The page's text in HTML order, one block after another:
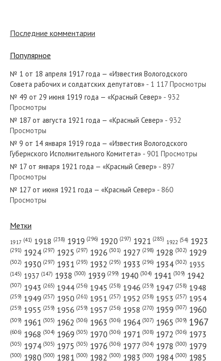
№ 91 от апреля 1983 года — «Красный Север»
№ 97 от мая 1947 года — «Красный Север»
№ 217 от сентября 1926 года — «Красный Север»
№ 97 от мая 1946 года — «Красный Север»
№ 196 от 12 сентября 1918 года — «Известия
Вологодского Губернского Исполнительного Комитета»...
Последние комментарии
Популярное
№ 1 от 18 апреля 1917 года — «Известия Вологодского
Совета рабочих и солдатских депутатов» - 1 117 Просмотры
№ 49 от 29 июня 1919 года — «Красный Север» - 932
Просмотры
№ 187 от августа 1921 года — «Красный Север» - 932
Просмотры
№ 9 от 14 января 1919 года — «Известия Вологодского
Губернского Исполнительного Комитета» - 901 Просмотры
№ 17 от января 1921 года — «Красный Север» - 897
Просмотры
№ 127 от июня 1921 года — «Красный Север» - 860
Просмотры
Метки
1917 (41) 1918 (238) 1919 (296) 1920 (297) 1921 (285) 1922 (54) 1923
(291) 1924 (297) 1925 (297) 1926 (301) 1927 (298) 1928 (302) 1929
(302) 1930 (297) 1931 (293) 1932 (295) 1933 (296) 1934 (302) 1935
(145) 1937 (147) 1938 (300) 1939 (299) 1940 (304) 1941 (309) 1942
(307) 1943 (265) 1944 (256) 1945 (258) 1946 (259) 1947 (258) 1948
(259) 1949 (257) 1950 (261) 1951 (257) 1952 (258) 1953 (257) 1954
(259) 1955 (259) 1956 (259) 1957 (256) 1958 (270) 1959 (307) 1960
(309) 1961 (305) 1962 (306) 1963 (306) 1964 (307) 1965 (309) 1967
(606) 1968 (304) 1969 (305) 1970 (306) 1971 (308) 1972 (306) 1973
(305) 1974 (305) 1975 (305) 1976 (306) 1977 (304) 1978 (300) 1979
(300) 1980 (300) 1981 (300) 1982 (300) 1983 (300) 1984 (300) 1985